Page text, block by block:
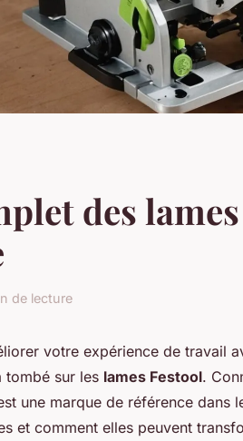
des
de lecture
votre expérience de travail
tombé sur les lames Festool.
une marque de référence dans
et comment elles peuvent